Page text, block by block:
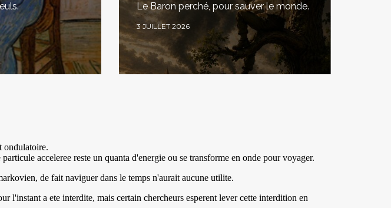
Le Baron perché, pour sauver le monde.
3 JUILLET 2026